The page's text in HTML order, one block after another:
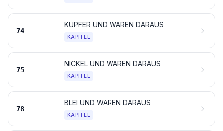
74
KUPFER UND WAREN DARAUS
KAPITEL
75
NICKEL UND WAREN DARAUS
KAPITEL
78
BLEI UND WAREN DARAUS
KAPITEL